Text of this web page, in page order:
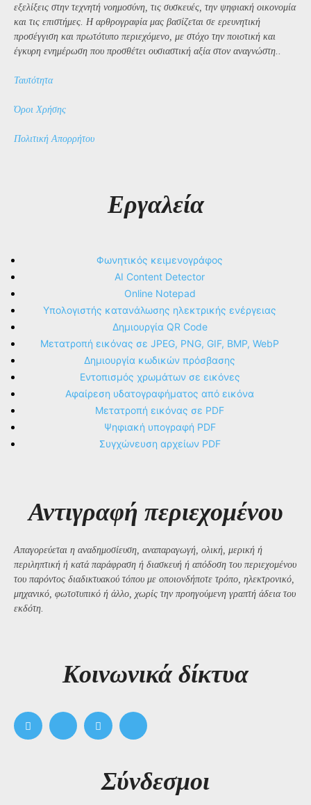
εξελίξεις στην τεχνητή νοημοσύνη, τις συσκευές, την ψηφιακή οικονομία
και τις επιστήμες. Η αρθρογραφία μας βασίζεται σε ερευνητική
προσέγγιση και πρωτότυπο περιεχόμενο, με στόχο την ποιοτική και
έγκυρη ενημέρωση που προσθέτει ουσιαστική αξία στον αναγνώστη..
Ταυτότητα
Όροι Χρήσης
Πολιτική Απορρήτου
Εργαλεία
Φωνητικός κειμενογράφος
AI Content Detector
Online Notepad
Υπολογιστής κατανάλωσης ηλεκτρικής ενέργειας
Δημιουργία QR Code
Μετατροπή εικόνας σε JPEG, PNG, GIF, BMP, WebP
Δημιουργία κωδικών πρόσβασης
Εντοπισμός χρωμάτων σε εικόνες
Αφαίρεση υδατογραφήματος από εικόνα
Μετατροπή εικόνας σε PDF
Ψηφιακή υπογραφή PDF
Συγχώνευση αρχείων PDF
Αντιγραφή περιεχομένου
Απαγορεύεται η αναδημοσίευση, αναπαραγωγή, ολική, μερική ή
περιληπτική ή κατά παράφραση ή διασκευή ή απόδοση του περιεχομένου
του παρόντος διαδικτυακού τόπου με οποιονδήποτε τρόπο, ηλεκτρονικό,
μηχανικό, φωτοτυπικό ή άλλο, χωρίς την προηγούμενη γραπτή άδεια του
εκδότη.
Kοινωνικά δίκτυα
Σύνδεσμοι